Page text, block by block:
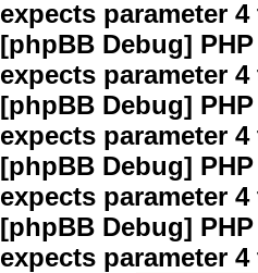
expects parameter
[phpBB Debug]
expects parameter
[phpBB Debug]
expects parameter
[phpBB Debug]
expects parameter
[phpBB Debug]
expects parameter